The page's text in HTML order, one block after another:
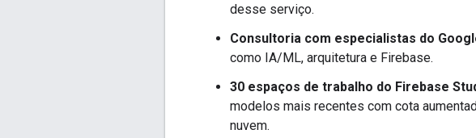
desse serviço.
Consultoria com especialistas do
como IA/ML, arquitetura e Firebase.
30 espaços de trabalho do Firebase
modelos mais recentes com cota
nuvem.